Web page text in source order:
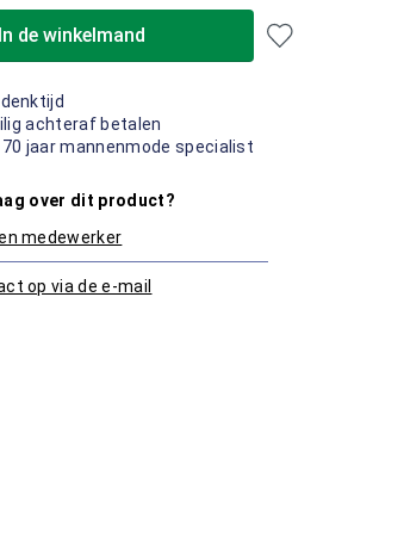
In de winkelmand
achteraf betalen
jaar mannenmode specialist
over dit product?
medewerker
op via de e-mail